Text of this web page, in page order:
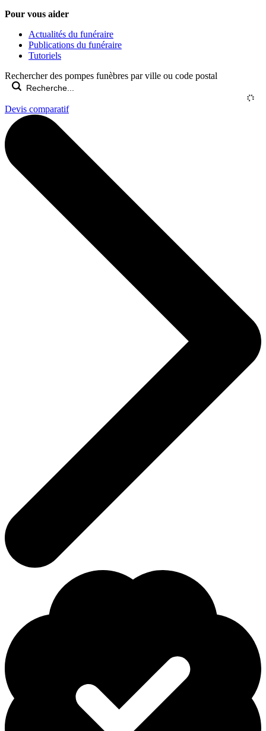
Pour vous aider
Actualités du funéraire
Publications du funéraire
Tutoriels
Rechercher des pompes funèbres par ville ou code postal
Devis comparatif